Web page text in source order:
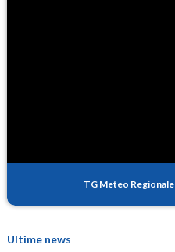
TG Meteo Regionale
Ultime news